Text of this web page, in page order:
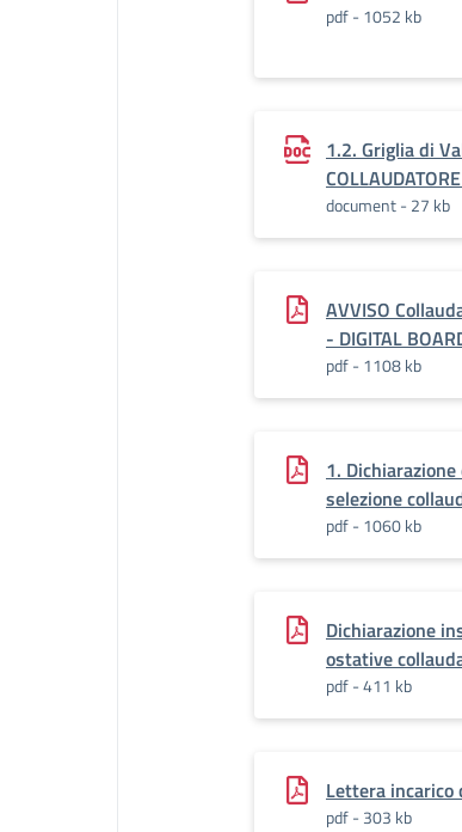
pdf - 1052 kb
1.2. Griglia di
document - 27 kb
AVVISO
- DIGITAL
pdf - 1108 kb
1.
selezione
pdf - 1060 kb
Dichiarazione
ostative
pdf - 411 kb
Lettera
pdf - 303 kb